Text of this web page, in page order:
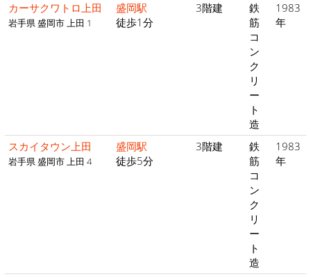
カーサクワトロ上田
岩手県 盛岡市 上田 1
盛岡駅
徒歩1分
3階建
鉄
筋
コ
ン
ク
リ
ー
ト
造
1983
年
スカイタウン上田
岩手県 盛岡市 上田 4
盛岡駅
徒歩5分
3階建
鉄
筋
コ
ン
ク
リ
ー
ト
造
1983
年